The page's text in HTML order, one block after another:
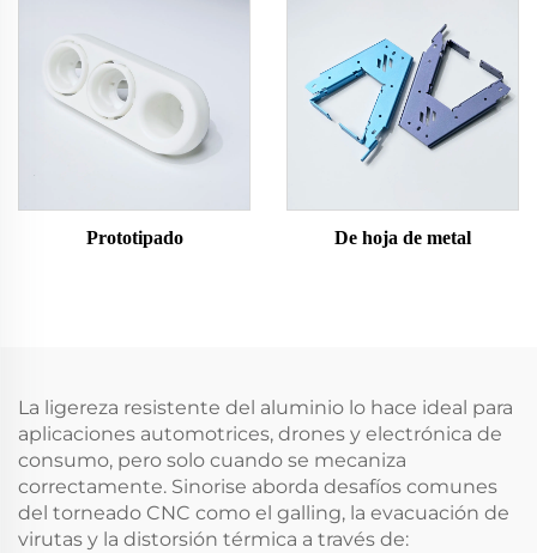
Prototipado De hoja de metal
La ligereza resistente del aluminio lo hace ideal para
aplicaciones automotrices, drones y electrónica de
consumo, pero solo cuando se mecaniza
correctamente. Sinorise aborda desafíos comunes
del torneado CNC como el galling, la evacuación de
virutas y la distorsión térmica a través de: